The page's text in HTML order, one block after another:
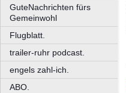
GuteNachrichten fürs
Gemeinwohl
Flugblatt.
trailer-ruhr podcast.
engels zahl-ich.
ABO.